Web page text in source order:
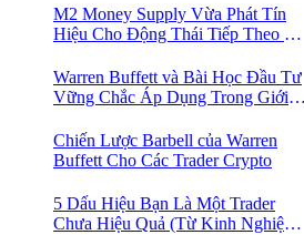
Bán Khống
M2 Money Supply Vừa Phát Tín
Hiệu Cho Động Thái Tiếp Theo Của
Trader Đang Bỏ Lỡ! 🚀
Warren Buffett và Bài Học Đầu Tư
Vững Chắc Áp Dụng Trong Giới
Chiến Lược Barbell của Warren
Buffett Cho Các Trader Crypto
5 Dấu Hiệu Bạn Là Một Trader
Chưa Hiệu Quả (Từ Kinh Nghiệm